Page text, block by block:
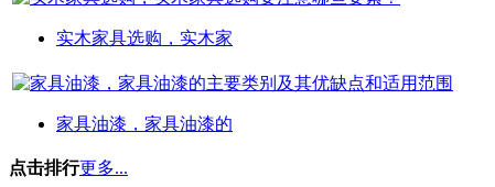
实木家具选购，实木家
家具油漆，家具油漆的
点击排行更多...